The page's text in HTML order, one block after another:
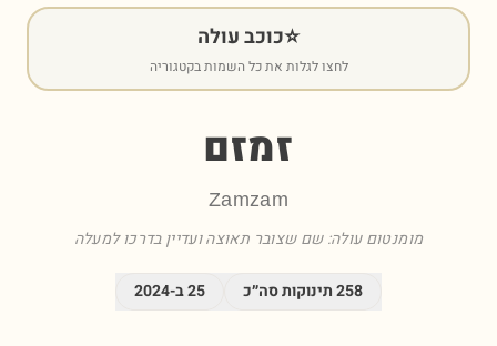
⭐כוכב עולה
לחצו לגלות את כל השמות בקטגוריה
זמזם
Zamzam
מומנטום עולה: שם שצובר תאוצה ועדיין בדרכו למעלה
258תינוקות סה״כ 25ב-2024